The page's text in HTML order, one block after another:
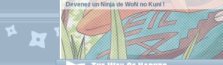
Devenez un Ninja de WoN no Kuni !